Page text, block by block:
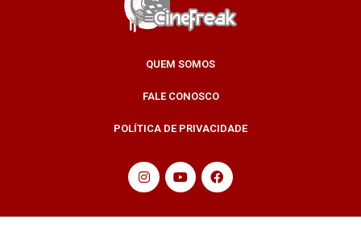
QUEM SOMOS
FALE CONOSCO
POLÍTICA DE PRIVACIDADE